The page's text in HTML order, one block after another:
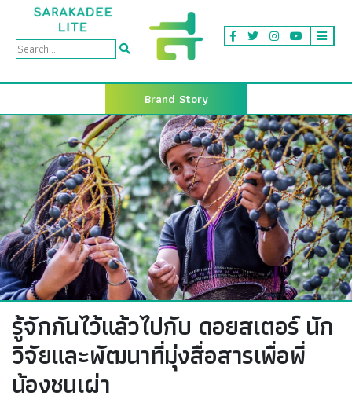
Brand Story
รู้จักกันไว้แล้วไปกับ ดอยสเตอร์ นัก
วิจัยและพัฒนาที่มุ่งสื่อสารเพื่อพี่
น้องชนเผ่า